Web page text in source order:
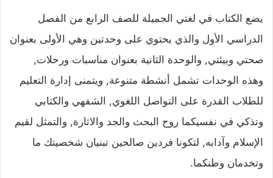
يضع الكتاب في لغتي الجميلة للصف الرابع من الفصل
الدراسي الأول والذي يحتوي على وحدتين وهي الأولى بعنوان
صحتي وبيئتي, والوحدة الثانية بعنوان مناسبات ورحلات,
وهذه الوحدات تشمل أنشطة متنوعة, ويتمنى إدارة التعليم
للطلاب القدرة على التواصل اللغوي, الشفهي والكتابي
وتذكي في نفسيكما روح البحث والجد والاثارة, والتمثل لقيم
الإسلام وآدابه, لتكونا فردين صالحين تبنيان شخصيتك ما
وتخدمان وطنكما.